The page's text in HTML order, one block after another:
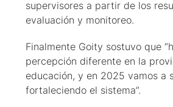
supervisores a partir de los
evaluación y monitoreo.
Finalmente Goity sostuvo que
percepción diferente en la
educación, y en 2025 vamos a
fortaleciendo el sistema”.